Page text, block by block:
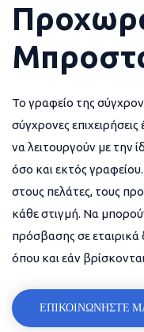
Το γραφείο της
σύγχρονες
να λειτουργούν με την
όσο και εκτός
στους πελάτες, τους
κάθε στιγμή. Να
πρόσβασης σε
όπου και εάν
ΕΠΙΚΟΙΝΩΝΗΣΤΕ